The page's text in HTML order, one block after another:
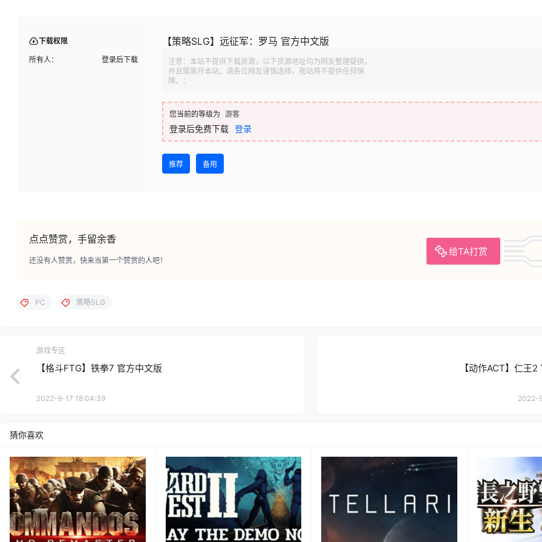
下载权限
所有人： 登录后下载
【策略SLG】远征军：罗马 官方中文版
注意：本站不提供下载资源，以下资源地址均为网友整理提供，
并且需离开本站，请各位网友谨慎选择，我站将不提供任何保
障。：
您当前的等级为 游客
登录后免费下载 登录
推荐 备用
点点赞赏，手留余香
给TA打赏
还没有人赞赏，快来当第一个赞赏的人吧！
PC 策略SLG
游戏专区
【格斗FTG】铁拳7 官方中文版
2022-9-17 18:04:39
【动作ACT】仁王
2022-
猜你喜欢